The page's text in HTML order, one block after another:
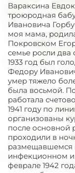
Вараксина
троюродная
Ивановича
моя мама,
Покровском
семье росли два
1933 год был
Федору
умер тяжело
была восьмой.
работала
1941 году по
организованы
после основной
проходили в
размещавшемся
инфекционном
феврале 1942